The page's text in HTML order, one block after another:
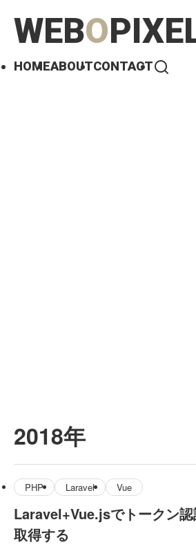
WEBO
HOMEABOUTCONTACT
2018年
PHP Laravel Vue
Laravel+Vue.jsでトークン
取得する